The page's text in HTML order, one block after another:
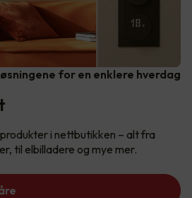
for en enklere hverdag
i nettbutikken – alt fra
til elbilladere og mye mer.